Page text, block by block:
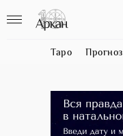
Таро Прогноз